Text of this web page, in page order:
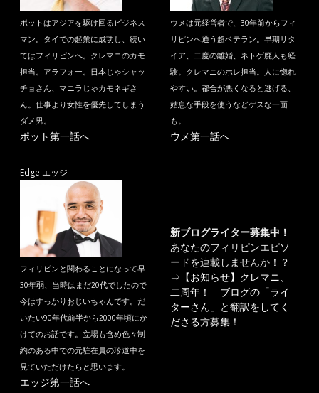
ポットはアジアを駆け回るビジネス
マン。タイでの起業に成功し、続い
てはフィリピンへ。クレマニのカモ
担当。アラフォー。日本じゃシャッ
チョさん、マニラじゃカモネギさ
ん。仕事より女性を優先してしまう
ダメ男。
ポット第一話へ
ウメは元経営者で、30年前からフィ
リピンへ通う超ベテラン。早期リタ
イア、二度の離婚、ネトゲ廃人も経
験。クレマニのホレ担当。人に惚れ
やすい。都合が悪くなると逃げる、
姑息な手段を使うなどゲスな一面
も。
ウメ第一話へ
Edge エッジ
フィリピンと関わることになって早
30年弱、当時はまだ20代でしたので
今はすっかりおじいちゃんです。だ
いたい90年代前半から2000年頃にか
けてのお話です。立場も含め色々制
約のある中での元駐在員の珍道中を
見ていただけたらと思います。
エッジ第一話へ
新ブログライター募集中！
あなたのフィリピンエピソ
ードを連載しませんか！？
⇒ 【お知らせ】クレマニ、
二周年！ ブログの「ライ
ターさん」と翻訳をしてく
ださる方募集！